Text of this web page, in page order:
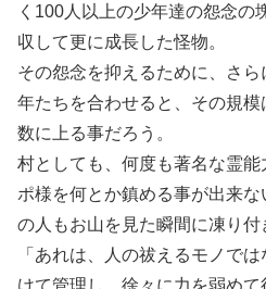
く100人以上の少年達の怨念の
収して更に成長した怪物。
その怨念を抑えるために、さ
年たちを合わせると、その規
数に上る事だろう。
村としても、何度も著名な霊
ポ様を何とか鎮める事が出来
の人もお山を見た瞬間に凍り付
「あれは、人の祓えるモノで
けて管理し、徐々に力を弱め